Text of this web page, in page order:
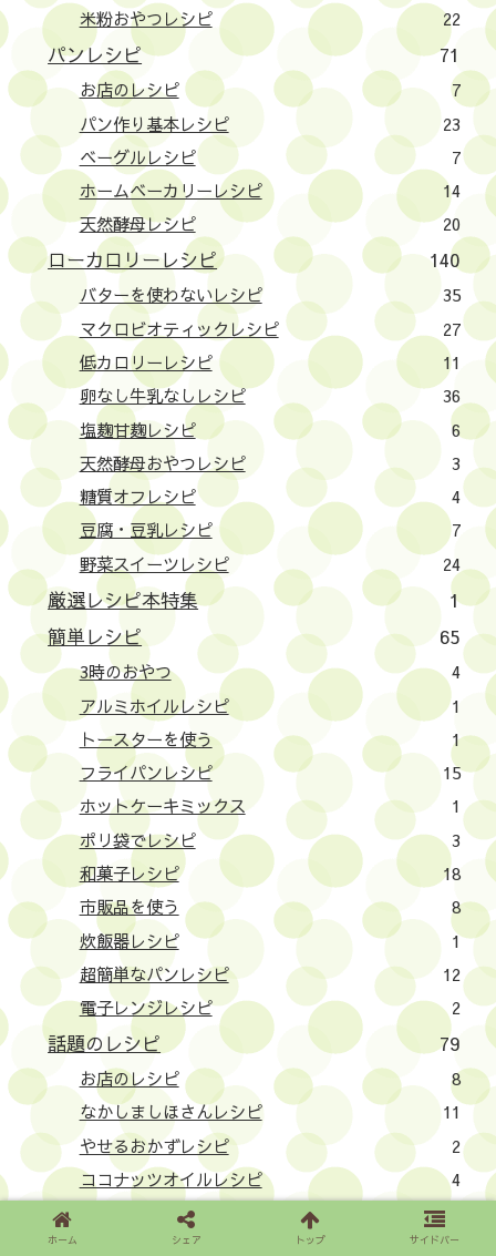
米粉おやつレシピ
22
パンレシピ 71
お店のレシピ
7
パン作り基本レシピ
23
ベーグルレシピ
7
ホームベーカリーレシピ
14
天然酵母レシピ
20
ローカロリーレシピ 140
バターを使わないレシピ
35
マクロビオティックレシピ
27
低カロリーレシピ
11
卵なし牛乳なしレシピ
36
塩麹甘麹レシピ
6
天然酵母おやつレシピ
3
糖質オフレシピ
4
豆腐・豆乳レシピ
7
野菜スイーツレシピ
24
厳選レシピ本特集
1
簡単レシピ
65
3時のおやつ
4
アルミホイルレシピ
1
トースターを使う
1
フライパンレシピ
15
ホットケーキミックス
1
ポリ袋でレシピ
3
和菓子レシピ
18
市販品を使う
8
炊飯器レシピ
1
超簡単なパンレシピ
12
電子レンジレシピ
2
話題のレシピ 79
お店のレシピ
8
なかしましほさんレシピ
11
やせるおかずレシピ
2
ココナッツオイルレシピ
4
チアシードレシピ
テレビ番組レシピ
1
ホーム シェア トップ サイドバー